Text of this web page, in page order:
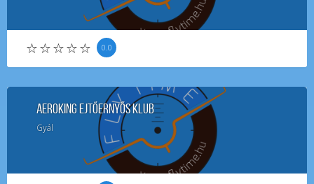
0.0
Aeroking Ejtőernyős Klub
Gyál